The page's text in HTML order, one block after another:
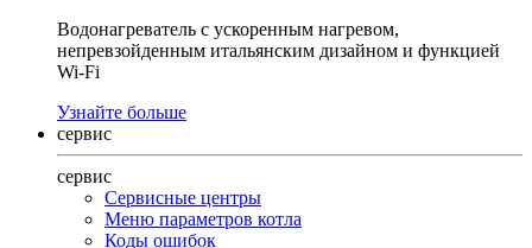
Водонагреватель с ускоренным нагревом,
непревзойденным итальянским дизайном и функцией
Wi-Fi
Узнайте больше
сервис
сервис
Сервисные центры
Меню параметров котла
Коды ошибок